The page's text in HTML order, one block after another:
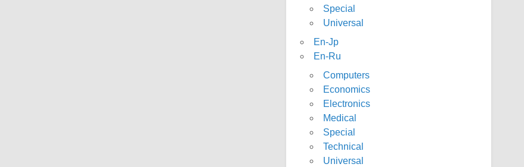
Special
Universal
En-Jp
En-Ru
Computers
Economics
Electronics
Medical
Special
Technical
Universal